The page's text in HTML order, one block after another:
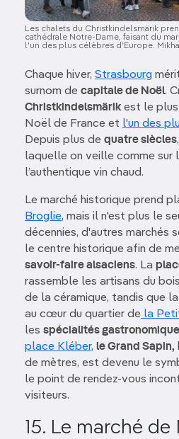
Les chalets du Christkindelsmärik
cathédrale Notre-Dame, faisant du
l'un des plus célèbres d'Europe.
Chaque hiver, Strasbourg
surnom de capitale de Noël.
Christkindelsmärikest le plus
Noël de France et l'un des
Depuis plus de quatre siècles
laquelle on veille comme sur
l’authentique vin chaud.
Le marché historique prend
Broglie, mais il n'est plus le
décennies, d'autres marchés
le centre historique afin de
savoir-faire alsaciens. La
rassemble les artisans du
de la céramique, tandis que
au cœur du quartier de la
les spécialités
place Kléber, le Grand Sapin,
de mètres, est devenu le
le point de rendez-vous
visiteurs.
15. Le marché de